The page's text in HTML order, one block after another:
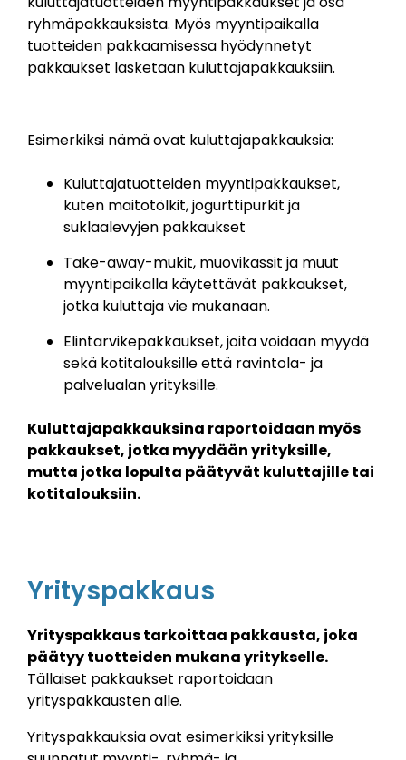
ryhmäpakkauksista. Myös myyntipaikalla
tuotteiden pakkaamisessa hyödynnetyt
pakkaukset lasketaan kuluttajapakkauksiin.
Esimerkiksi nämä ovat kuluttajapakkauksia:
Kuluttajatuotteiden myyntipakkaukset,
kuten maitotölkit, jogurttipurkit ja
suklaalevyjen pakkaukset
Take-away-mukit, muovikassit ja muut
myyntipaikalla käytettävät pakkaukset,
jotka kuluttaja vie mukanaan.
Elintarvikepakkaukset, joita voidaan myydä
sekä kotitalouksille että ravintola- ja
palvelualan yrityksille.
Kuluttajapakkauksina raportoidaan myös
pakkaukset, jotka myydään yrityksille,
mutta jotka lopulta päätyvät kuluttajille tai
kotitalouksiin.
Yrityspakkaus
Yrityspakkaus tarkoittaa pakkausta, joka
päätyy tuotteiden mukana yritykselle.
Tällaiset pakkaukset raportoidaan
yrityspakkausten alle.
Yrityspakkauksia ovat esimerkiksi yrityksille